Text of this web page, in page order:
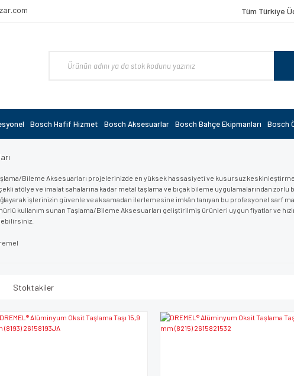
Tüm Türkiye
Bosch Hafif Hizmet Bosch Aksesuarlar Bosch Bahçe Ekipmanları Bosch
Bileme Aksesuarları projelerinizde en yüksek hassasiyeti ve kusursuz
atölye ve imalat sahalarına kadar metal taşlama ve bıçak bileme uygulamalarından zorlu
işlerinizin güvenle ve aksamadan ilerlemesine imkân tanıyan bu profesyonel sarf
kullanım sunan Taşlama/Bileme Aksesuarları geliştirilmiş ürünleri uygun fiyatlar ve
Stoktakiler